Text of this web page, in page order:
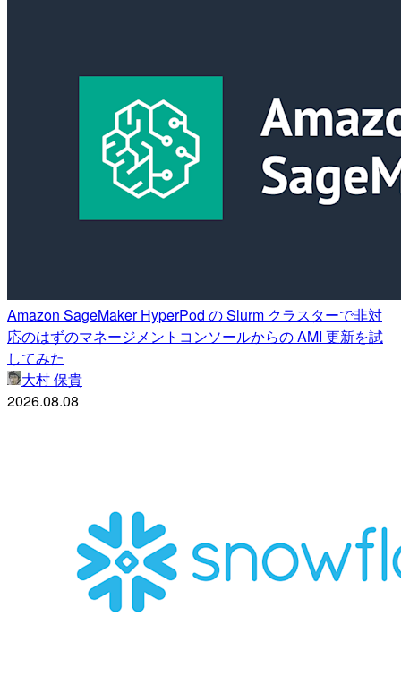
Amazon SageMaker HyperPod の Slurm クラスターで非対
応のはずのマネージメントコンソールからの AMI 更新を試
してみた
大村 保貴
2026.08.08